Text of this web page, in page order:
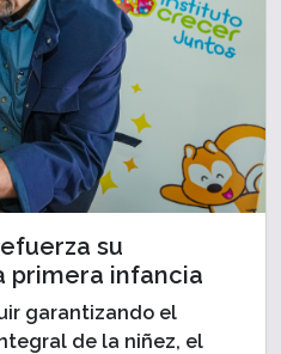
su
primera infancia
garantizando el
de la niñez, el